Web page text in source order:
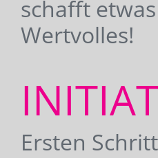
schafft
Wertvolles!
Ersten